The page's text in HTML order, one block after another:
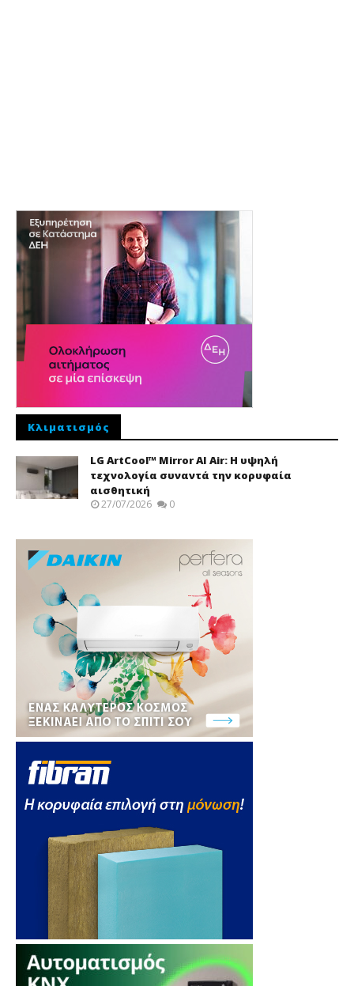
Κλιματισμός
LG ArtCool™ Mirror AI Air: Η υψηλή
τεχνολογία συναντά την κορυφαία
αισθητική
27/07/2026 0